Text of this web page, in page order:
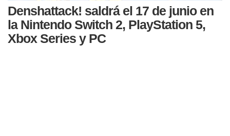
Denshattack! saldrá el 17 de junio en
la Nintendo Switch 2, PlayStation 5,
Xbox Series y PC